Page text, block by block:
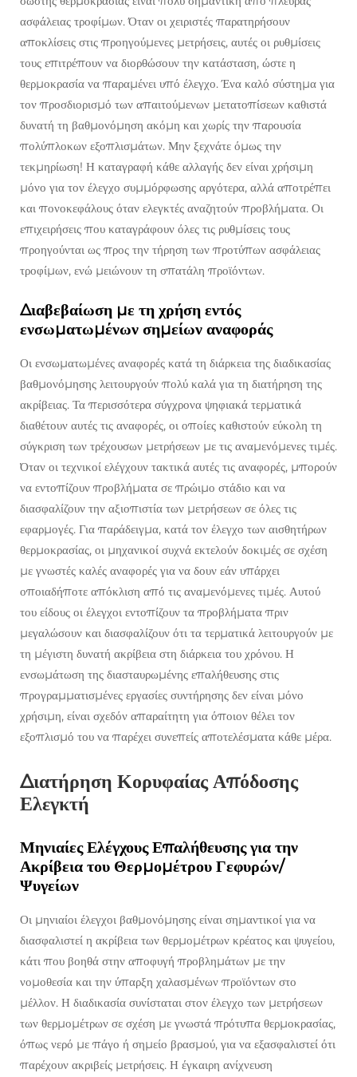
ασφάλειας τροφίμων. Όταν οι χειριστές παρατηρήσουν
αποκλίσεις στις προηγούμενες μετρήσεις, αυτές οι ρυθμίσεις
τους επιτρέπουν να διορθώσουν την κατάσταση, ώστε η
θερμοκρασία να παραμένει υπό έλεγχο. Ένα καλό σύστημα για
τον προσδιορισμό των απαιτούμενων μετατοπίσεων καθιστά
δυνατή τη βαθμονόμηση ακόμη και χωρίς την παρουσία
πολύπλοκων εξοπλισμάτων. Μην ξεχνάτε όμως την
τεκμηρίωση! Η καταγραφή κάθε αλλαγής δεν είναι χρήσιμη
μόνο για τον έλεγχο συμμόρφωσης αργότερα, αλλά αποτρέπει
και πονοκεφάλους όταν ελεγκτές αναζητούν προβλήματα. Οι
επιχειρήσεις που καταγράφουν όλες τις ρυθμίσεις τους
προηγούνται ως προς την τήρηση των προτύπων ασφάλειας
τροφίμων, ενώ μειώνουν τη σπατάλη προϊόντων.
Διαβεβαίωση με τη χρήση εντός
ενσωματωμένων σημείων αναφοράς
Οι ενσωματωμένες αναφορές κατά τη διάρκεια της διαδικασίας
βαθμονόμησης λειτουργούν πολύ καλά για τη διατήρηση της
ακρίβειας. Τα περισσότερα σύγχρονα ψηφιακά τερματικά
διαθέτουν αυτές τις αναφορές, οι οποίες καθιστούν εύκολη τη
σύγκριση των τρέχουσων μετρήσεων με τις αναμενόμενες τιμές.
Όταν οι τεχνικοί ελέγχουν τακτικά αυτές τις αναφορές, μπορούν
να εντοπίζουν προβλήματα σε πρώιμο στάδιο και να
διασφαλίζουν την αξιοπιστία των μετρήσεων σε όλες τις
εφαρμογές. Για παράδειγμα, κατά τον έλεγχο των αισθητήρων
θερμοκρασίας, οι μηχανικοί συχνά εκτελούν δοκιμές σε σχέση
με γνωστές καλές αναφορές για να δουν εάν υπάρχει
οποιαδήποτε απόκλιση από τις αναμενόμενες τιμές. Αυτού
του είδους οι έλεγχοι εντοπίζουν τα προβλήματα πριν
μεγαλώσουν και διασφαλίζουν ότι τα τερματικά λειτουργούν με
τη μέγιστη δυνατή ακρίβεια στη διάρκεια του χρόνου. Η
ενσωμάτωση της διασταυρωμένης επαλήθευσης στις
προγραμματισμένες εργασίες συντήρησης δεν είναι μόνο
χρήσιμη, είναι σχεδόν απαραίτητη για όποιον θέλει τον
εξοπλισμό του να παρέχει συνεπείς αποτελέσματα κάθε μέρα.
Διατήρηση Κορυφαίας Απόδοσης
Ελεγκτή
Μηνιαίες Ελέγχους Επαλήθευσης για την
Ακρίβεια του Θερμομέτρου Γεφυρών/
Ψυγείων
Οι μηνιαίοι έλεγχοι βαθμονόμησης είναι σημαντικοί για να
διασφαλιστεί η ακρίβεια των θερμομέτρων κρέατος και ψυγείου,
κάτι που βοηθά στην αποφυγή προβλημάτων με την
νομοθεσία και την ύπαρξη χαλασμένων προϊόντων στο
μέλλον. Η διαδικασία συνίσταται στον έλεγχο των μετρήσεων
των θερμομέτρων σε σχέση με γνωστά πρότυπα θερμοκρασίας,
όπως νερό με πάγο ή σημείο βρασμού, για να εξασφαλιστεί ότι
παρέχουν ακριβείς μετρήσεις. Η έγκαιρη ανίχνευση